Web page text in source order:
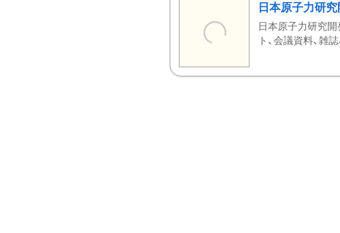
日本原子力研
日本原子力研究
ト、会議資料、雑